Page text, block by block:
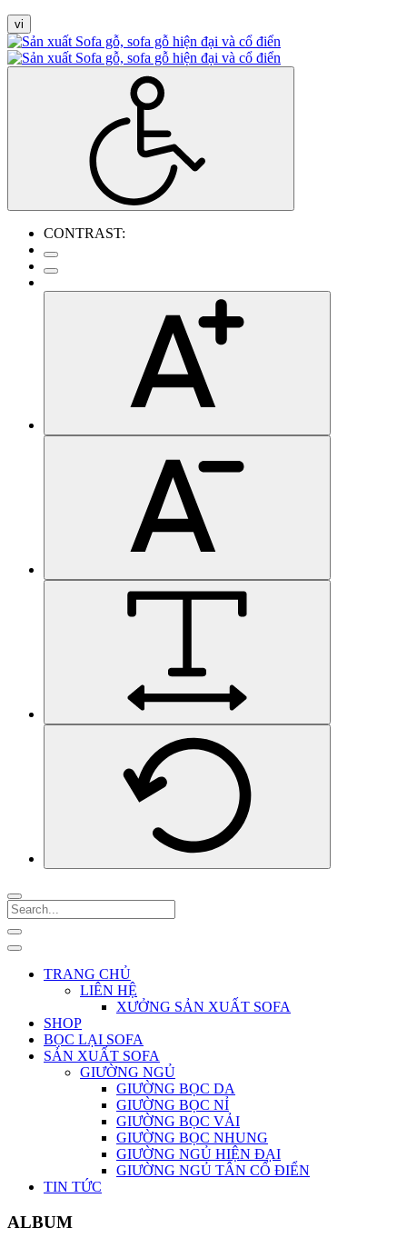
vi
CONTRAST:
TRANG CHỦ
LIÊN HỆ
XƯỞNG SẢN XUẤT SOFA
SHOP
BỌC LẠI SOFA
SẢN XUẤT SOFA
GIƯỜNG NGỦ
GIƯỜNG BỌC DA
GIƯỜNG BỌC NỈ
GIƯỜNG BỌC VẢI
GIƯỜNG BỌC NHUNG
GIƯỜNG NGỦ HIỆN ĐẠI
GIƯỜNG NGỦ TÂN CỔ ĐIỂN
TIN TỨC
ALBUM